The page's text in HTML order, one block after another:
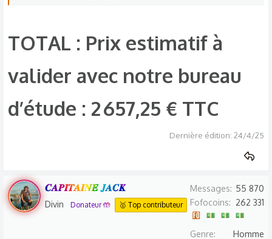
TOTAL : Prix estimatif à
valider avec notre bureau
d’étude : 2 657,25 € TTC
Dernière édition: 24/4/25
𝑪𝑨𝑷𝑰𝑻𝑨𝑰𝑵𝑬 𝑱𝑨𝑪𝑲
Divin Donateur 🤲 🥇 Top contributeur
Messages
55 870
Fofocoins
262 331
Genre Homme